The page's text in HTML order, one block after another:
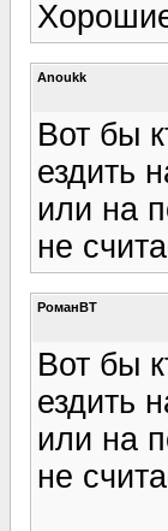
Anoukk
Вот бы
ездить
или на
не
РоманВТ
Вот бы
ездить
или на
не